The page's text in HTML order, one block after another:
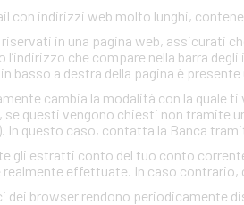
con indirizzi web molto lunghi,
in una pagina web, assicurati
che compare nella barra
basso a destra della pagina è
cambia la modalità con la quale
se questi vengono chiesti non tramite
In questo caso, contatta la Banca
gli estratti conto del tuo conto
effettuate. In caso
dei browser rendono periodicamente